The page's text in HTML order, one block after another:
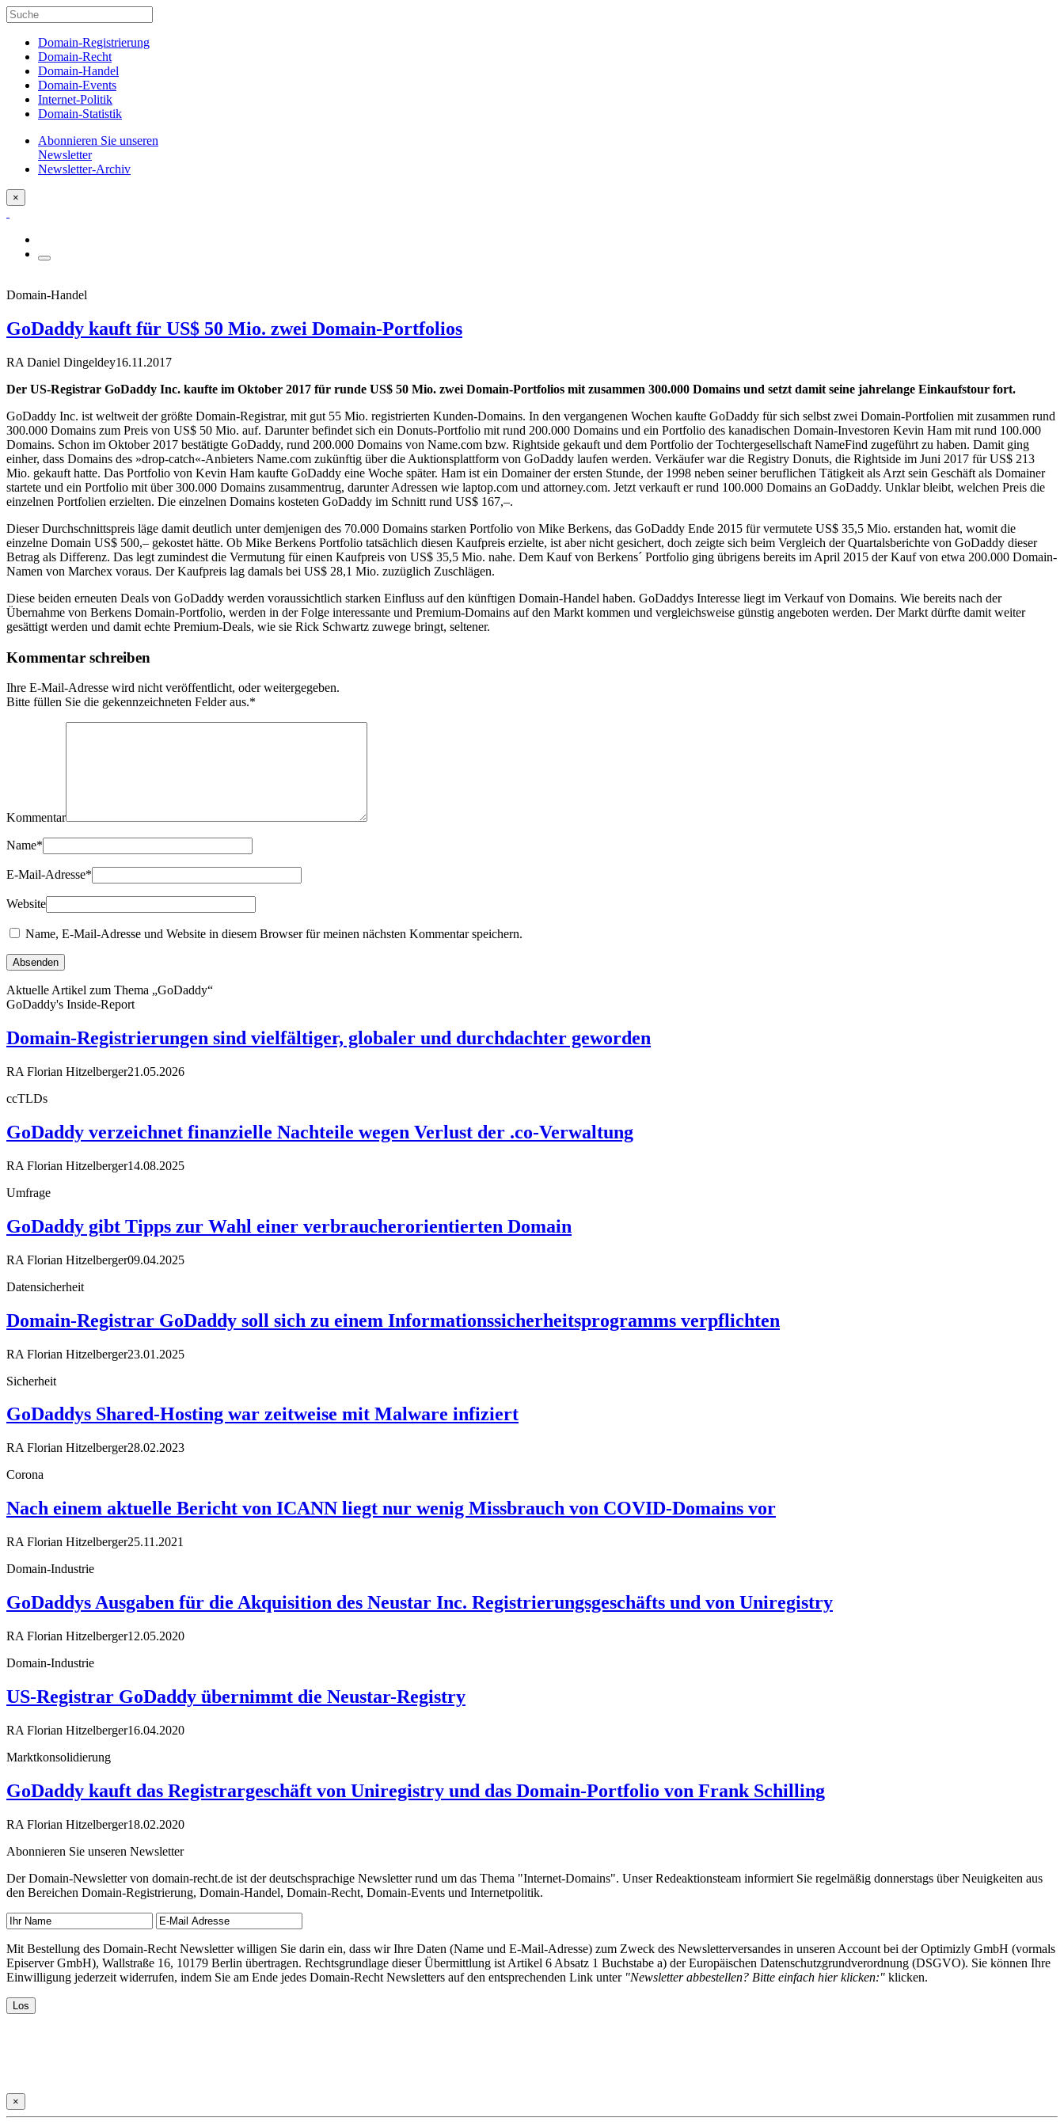
Domain-Registrierung
Domain-Recht
Domain-Handel
Domain-Events
Internet-Politik
Domain-Statistik
Abonnieren Sie unseren
Newsletter
Newsletter-Archiv
×
Domain-Handel
GoDaddy kauft für US$ 50 Mio. zwei Domain-Portfolios
RA Daniel Dingeldey16.11.2017
Der US-Registrar GoDaddy Inc. kaufte im Oktober 2017 für runde US$ 50 Mio. zwei Domain-Portfolios mit zusammen 300.000 Domains und setzt damit seine jahrelange Einkaufstour fort.
GoDaddy Inc. ist weltweit der größte Domain-Registrar, mit gut 55 Mio. registrierten Kunden-Domains. In den vergangenen Wochen kaufte GoDaddy für sich selbst zwei Domain-Portfolien mit zusammen rund
300.000 Domains zum Preis von US$ 50 Mio. auf. Darunter befindet sich ein Donuts-Portfolio mit rund 200.000 Domains und ein Portfolio des kanadischen Domain-Investoren Kevin Ham mit rund 100.000
Domains. Schon im Oktober 2017 bestätigte GoDaddy, rund 200.000 Domains von Name.com bzw. Rightside gekauft und dem Portfolio der Tochtergesellschaft NameFind zugeführt zu haben. Damit ging
einher, dass Domains des »drop-catch«-Anbieters Name.com zukünftig über die Auktionsplattform von GoDaddy laufen werden. Verkäufer war die Registry Donuts, die Rightside im Juni 2017 für US$ 213
Mio. gekauft hatte. Das Portfolio von Kevin Ham kaufte GoDaddy eine Woche später. Ham ist ein Domainer der ersten Stunde, der 1998 neben seiner beruflichen Tätigkeit als Arzt sein Geschäft als Domainer
startete und ein Portfolio mit über 300.000 Domains zusammentrug, darunter Adressen wie laptop.com und attorney.com. Jetzt verkauft er rund 100.000 Domains an GoDaddy. Unklar bleibt, welchen Preis die
einzelnen Portfolien erzielten. Die einzelnen Domains kosteten GoDaddy im Schnitt rund US$ 167,–.
Dieser Durchschnittspreis läge damit deutlich unter demjenigen des 70.000 Domains starken Portfolio von Mike Berkens, das GoDaddy Ende 2015 für vermutete US$ 35,5 Mio. erstanden hat, womit die
einzelne Domain US$ 500,– gekostet hätte. Ob Mike Berkens Portfolio tatsächlich diesen Kaufpreis erzielte, ist aber nicht gesichert, doch zeigte sich beim Vergleich der Quartalsberichte von GoDaddy dieser
Betrag als Differenz. Das legt zumindest die Vermutung für einen Kaufpreis von US$ 35,5 Mio. nahe. Dem Kauf von Berkens´ Portfolio ging übrigens bereits im April 2015 der Kauf von etwa 200.000 Domain-
Namen von Marchex voraus. Der Kaufpreis lag damals bei US$ 28,1 Mio. zuzüglich Zuschlägen.
Diese beiden erneuten Deals von GoDaddy werden voraussichtlich starken Einfluss auf den künftigen Domain-Handel haben. GoDaddys Interesse liegt im Verkauf von Domains. Wie bereits nach der
Übernahme von Berkens Domain-Portfolio, werden in der Folge interessante und Premium-Domains auf den Markt kommen und vergleichsweise günstig angeboten werden. Der Markt dürfte damit weiter
gesättigt werden und damit echte Premium-Deals, wie sie Rick Schwartz zuwege bringt, seltener.
Kommentar schreiben
Ihre E-Mail-Adresse wird nicht veröffentlicht, oder weitergegeben.
Bitte füllen Sie die gekennzeichneten Felder aus.*
Kommentar
Name*
E-Mail-Adresse*
Website
Name, E-Mail-Adresse und Website in diesem Browser für meinen nächsten Kommentar speichern.
Aktuelle Artikel zum Thema „GoDaddy“
GoDaddy's Inside-Report
Domain-Registrierungen sind vielfältiger, globaler und durchdachter geworden
RA Florian Hitzelberger21.05.2026
ccTLDs
GoDaddy verzeichnet finanzielle Nachteile wegen Verlust der .co-Verwaltung
RA Florian Hitzelberger14.08.2025
Umfrage
GoDaddy gibt Tipps zur Wahl einer verbraucherorientierten Domain
RA Florian Hitzelberger09.04.2025
Datensicherheit
Domain-Registrar GoDaddy soll sich zu einem Informationssicherheitsprogramms verpflichten
RA Florian Hitzelberger23.01.2025
Sicherheit
GoDaddys Shared-Hosting war zeitweise mit Malware infiziert
RA Florian Hitzelberger28.02.2023
Corona
Nach einem aktuelle Bericht von ICANN liegt nur wenig Missbrauch von COVID-Domains vor
RA Florian Hitzelberger25.11.2021
Domain-Industrie
GoDaddys Ausgaben für die Akquisition des Neustar Inc. Registrierungsgeschäfts und von Uniregistry
RA Florian Hitzelberger12.05.2020
Domain-Industrie
US-Registrar GoDaddy übernimmt die Neustar-Registry
RA Florian Hitzelberger16.04.2020
Marktkonsolidierung
GoDaddy kauft das Registrargeschäft von Uniregistry und das Domain-Portfolio von Frank Schilling
RA Florian Hitzelberger18.02.2020
Abonnieren Sie unseren Newsletter
Der Domain-Newsletter von domain-recht.de ist der deutschsprachige Newsletter rund um das Thema "Internet-Domains". Unser Redeaktionsteam informiert Sie regelmäßig donnerstags über Neuigkeiten aus
den Bereichen Domain-Registrierung, Domain-Handel, Domain-Recht, Domain-Events und Internetpolitik.
Mit Bestellung des Domain-Recht Newsletter willigen Sie darin ein, dass wir Ihre Daten (Name und E-Mail-Adresse) zum Zweck des Newsletterversandes in unseren Account bei der Optimizly GmbH (vormals
Episerver GmbH), Wallstraße 16, 10179 Berlin übertragen. Rechtsgrundlage dieser Übermittlung ist Artikel 6 Absatz 1 Buchstabe a) der Europäischen Datenschutzgrundverordnung (DSGVO). Sie können Ihre
Einwilligung jederzeit widerrufen, indem Sie am Ende jedes Domain-Recht Newsletters auf den entsprechenden Link unter "Newsletter abbestellen? Bitte einfach hier klicken:" klicken.
×